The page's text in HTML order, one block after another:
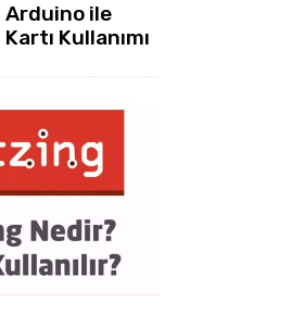
Arduino ile
Kullanımı